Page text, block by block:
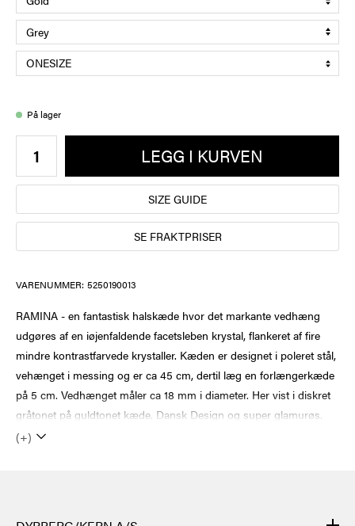
På lager
LEGG I KURVEN
SIZE GUIDE
SE FRAKTPRISER
VARENUMMER: 5250190013
RAMINA - en fantastisk halskæde hvor det markante vedhæng
udgøres af en iøjenfaldende facetsleben krystal, flankeret af fire
mindre kontrastfarvede krystaller. Kæden er designet i poleret stål,
vehænget i messing og er ca 45 cm, dertil læg en forlængerkæde
på 5 cm. Vedhænget måler ca 18 mm i diameter. Her vist i diskret
gråtonet på guldtonet kæde. Dansk Design og super glamurøs.
(+)